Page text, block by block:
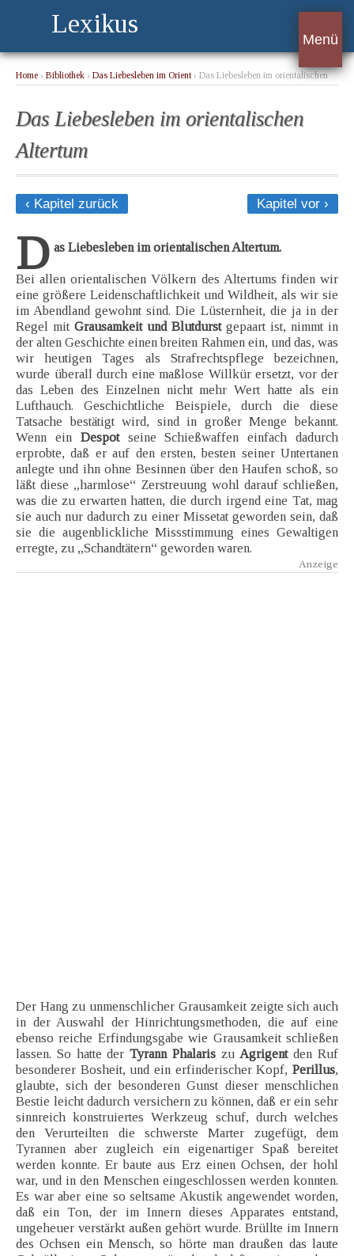
Lexikus
Menü
Home › Bibliothek › Das Liebesleben im Orient› Das Liebesleben im orientalischen
Das Liebesleben im orientalischen
Altertum
‹ Kapitel zurück Kapitel vor ›
D as Liebesleben im orientalischen Altertum.
Bei allen orientalischen Völkern des Altertums finden wir
eine größere Leidenschaftlichkeit und Wildheit, als wir sie
im Abendland gewohnt sind. Die Lüsternheit, die ja in der
Regel mit Grausamkeit und Blutdurstgepaart ist, nimmt in
der alten Geschichte einen breiten Rahmen ein, und das, was
wir heutigen Tages als Strafrechtspflege bezeichnen,
wurde überall durch eine maßlose Willkür ersetzt, vor der
das Leben des Einzelnen nicht mehr Wert hatte als ein
Lufthauch. Geschichtliche Beispiele, durch die diese
Tatsache bestätigt wird, sind in großer Menge bekannt.
Wenn ein Despotseine Schießwaffen einfach dadurch
erprobte, daß er auf den ersten, besten seiner Untertanen
anlegte und ihn ohne Besinnen über den Haufen schoß, so
läßt diese „harmlose“ Zerstreuung wohl darauf schließen,
was die zu erwarten hatten, die durch irgend eine Tat, mag
sie auch nur dadurch zu einer Missetat geworden sein, daß
sie die augenblickliche Missstimmung eines Gewaltigen
erregte, zu „Schandtätern“ geworden waren.
Der Hang zu unmenschlicher Grausamkeit zeigte sich auch
in der Auswahl der Hinrichtungsmethoden, die auf eine
ebenso reiche Erfindungsgabe wie Grausamkeit schließen
lassen. So hatte derTyrann PhalariszuAgrigentden Ruf
besonderer Bosheit, und ein erfinderischer Kopf, Perillus,
glaubte, sich der besonderen Gunst dieser menschlichen
Bestie leicht dadurch versichern zu können, daß er ein sehr
sinnreich konstruiertes Werkzeug schuf, durch welches
den Verurteilten die schwerste Marter zugefügt, dem
Tyrannen aber zugleich ein eigenartiger Spaß bereitet
werden konnte. Er baute aus Erz einen Ochsen, der hohl
war, und in den Menschen eingeschlossen werden konnten.
Es war aber eine so seltsame Akustik angewendet worden,
daß ein Ton, der im Innern dieses Apparates entstand,
ungeheuer verstärkt außen gehört wurde. Brüllte im Innern
des Ochsen ein Mensch, so hörte man draußen das laute